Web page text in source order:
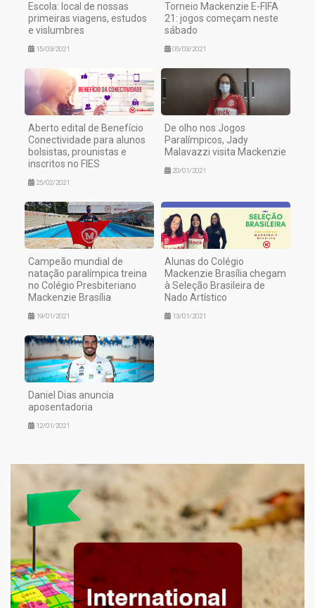
Escola: local de nossas
primeiras viagens, estudos
e vislumbres
15/03/2021
Torneio Mackenzie E-FIFA
21: jogos começam neste
sábado
05/03/2021
Aberto edital de Benefício
Conectividade para alunos
bolsistas, prounistas e
inscritos no FIES
25/02/2021
De olho nos Jogos
Paralímpicos, Jady
Malavazzi visita Mackenzie
20/01/2021
Campeão mundial de
natação paralímpica treina
no Colégio Presbiteriano
Mackenzie Brasília
19/01/2021
Alunas do Colégio
Mackenzie Brasília chegam
à Seleção Brasileira de
Nado Artístico
13/01/2021
Daniel Dias anuncia
aposentadoria
12/01/2021